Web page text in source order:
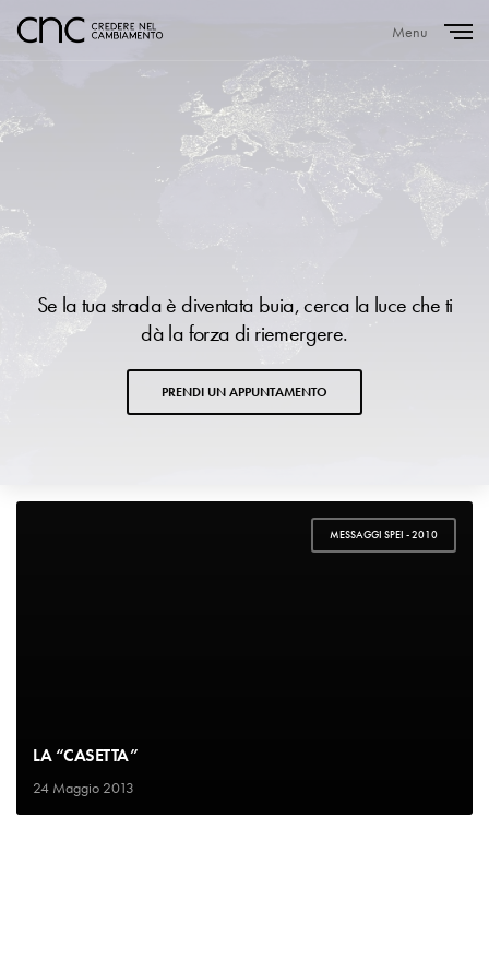
Menu
Se la tua strada è diventata buia, cerca la luce che ti
dà la forza di riemergere.
PRENDI UN APPUNTAMENTO
MESSAGGI SPEI - 2010
LA “CASETTA”
24 Maggio 2013